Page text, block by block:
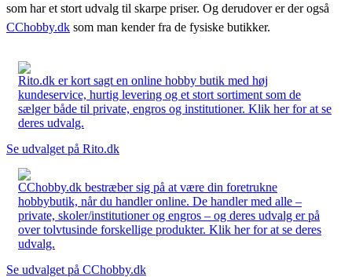
som har et stort udvalg til skarpe priser. Og derudover er der også
CChobby.dk som man kender fra de fysiske butikker.
Rito.dk er kort sagt en online hobby butik med høj
kundeservice, hurtig levering og et stort sortiment som de
sælger både til private, engros og institutioner. Klik her for at se
deres udvalg.
Se udvalget på Rito.dk
CChobby.dk bestræber sig på at være din foretrukne
hobbybutik, når du handler online. De handler med alle –
private, skoler/institutioner og engros – og deres udvalg er på
over tolvtusinde forskellige produkter. Klik her for at se deres
udvalg.
Se udvalget på CChobby.dk